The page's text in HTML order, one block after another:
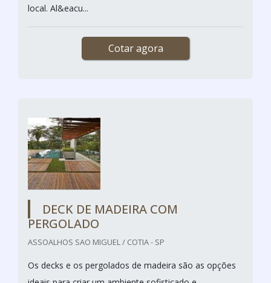
local. Al&eacu...
Cotar agora
DECK DE MADEIRA COM
PERGOLADO
ASSOALHOS SAO MIGUEL / COTIA - SP
Os decks e os pergolados de madeira são as opções